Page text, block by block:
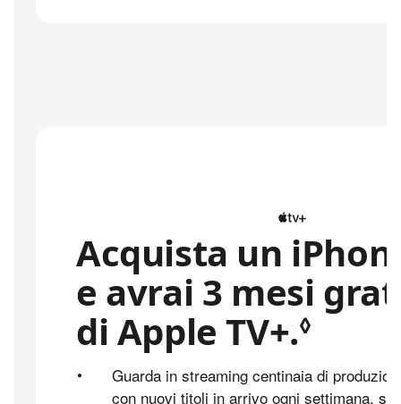
Acquista un
e avrai 3 mesi
di Apple TV+.◊
•
Guarda in streaming centinaia di
con nuovi titoli in arrivo ogni settimana,